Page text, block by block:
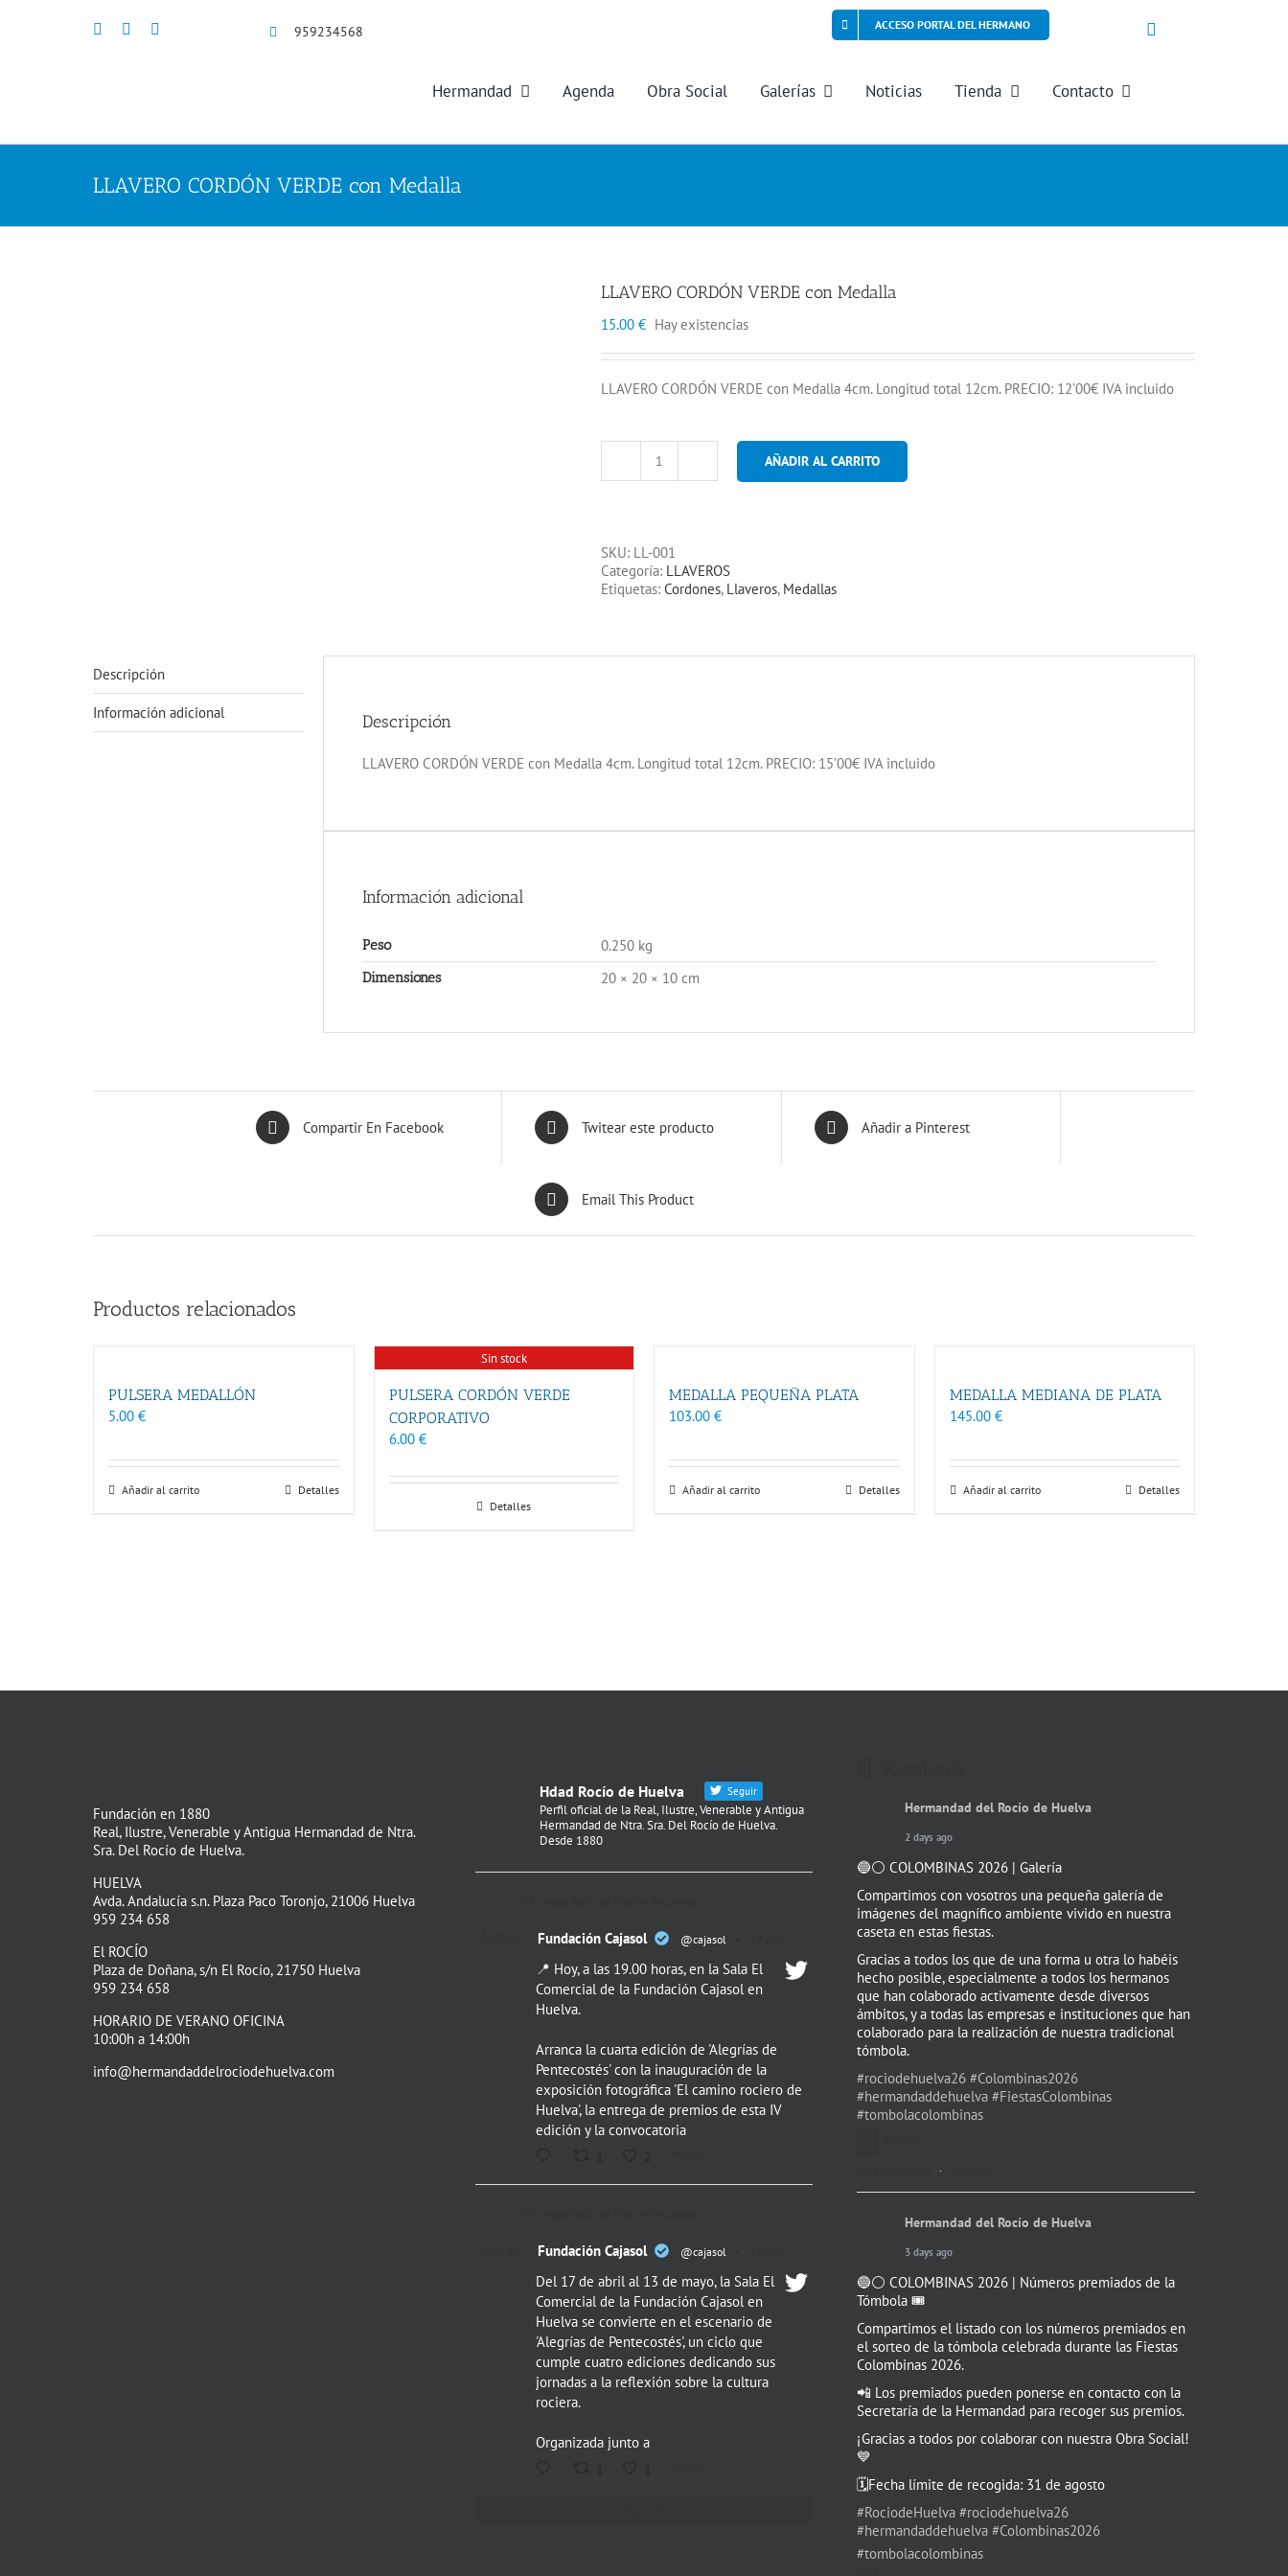
959234568 ACCESO PORTAL DEL HERMANO
Hermandad Agenda Obra Social Galerías Noticias Tienda Contacto
LLAVERO CORDÓN VERDE con Medalla
LLAVERO CORDÓN VERDE con Medalla
15.00 € Hay existencias
LLAVERO CORDÓN VERDE con Medalla 4cm. Longitud total 12cm. PRECIO: 12’00€ IVA incluido
LLAVERO
Medalla
cantidad
AÑADIR AL CARRITO
SKU: LL-001
Categoría: LLAVEROS
Etiquetas: Cordones, Llaveros, Medallas
Descripción
Información adicional Descripción
LLAVERO CORDÓN VERDE con Medalla 4cm. Longitud total 12cm. PRECIO: 15’00€ IVA incluido
Información adicional
Peso 0.250 kg
Dimensiones 20 × 20 × 10 cm
Compartir En Facebook Twitear este producto Añadir a Pinterest
Email This Product
Productos relacionados
PULSERA MEDALLÓN
5.00 €
Añadir al carrito Detalles
Sin stock
PULSERA CORDÓN VERDE
CORPORATIVO
6.00 €
Detalles
MEDALLA PEQUEÑA PLATA
103.00 €
Añadir al carrito Detalles
MEDALLA MEDIANA DE PLATA
145.00 €
Añadir al carrito Detalles
Fundación en 1880
Real, Ilustre, Venerable y Antigua Hermandad de Ntra.
Sra. Del Rocío de Huelva.
HUELVA
Avda. Andalucía s.n. Plaza Paco Toronjo, 21006 Huelva
959 234 658
El ROCÍO
Plaza de Doñana, s/n El Rocío, 21750 Huelva
959 234 658
HORARIO DE VERANO OFICINA
10:00h a 14:00h
info@hermandaddelrociodehuelva.com
Hdad Rocío de Huelva Seguir
Perfil oficial de la Real, Ilustre, Venerable y Antigua
Hermandad de Ntra. Sra. Del Rocío de Huelva.
Desde 1880
Fundación Cajasol @cajasol ·
📍 Hoy, a las 19.00 horas, en la Sala El
Comercial de la Fundación Cajasol en
Huelva.
Arranca la cuarta edición de 'Alegrías de
Pentecostés' con la inauguración de la
exposición fotográfica 'El camino rociero de
Huelva', la entrega de premios de esta IV
edición y la convocatoria
Fundación Cajasol @cajasol ·
Del 17 de abril al 13 de mayo, la Sala El
Comercial de la Fundación Cajasol en
Huelva se convierte en el escenario de
'Alegrías de Pentecostés', un ciclo que
cumple cuatro ediciones dedicando sus
jornadas a la reflexión sobre la cultura
rociera.
Organizada junto a
Hermandad del Rocío de Huelva
2 days ago
🔵⚪️ COLOMBINAS 2026 | Galería
Compartimos con vosotros una pequeña galería de
imágenes del magnífico ambiente vivido en nuestra
caseta en estas fiestas.
Gracias a todos los que de una forma u otra lo habéis
hecho posible, especialmente a todos los hermanos
que han colaborado activamente desde diversos
ámbitos, y a todas las empresas e instituciones que han
colaborado para la realización de nuestra tradicional
tómbola.
#rociodehuelva26 #Colombinas2026
#hermandaddehuelva #FiestasColombinas
#tombolacolombinas
·
Hermandad del Rocío de Huelva
3 days ago
🔵⚪️ COLOMBINAS 2026 | Números premiados de la
Tómbola 🎟️
Compartimos el listado con los números premiados en
el sorteo de la tómbola celebrada durante las Fiestas
Colombinas 2026.
📲 Los premiados pueden ponerse en contacto con la
Secretaría de la Hermandad para recoger sus premios.
¡Gracias a todos por colaborar con nuestra Obra Social!
💙
🗓️Fecha límite de recogida: 31 de agosto
#RociodeHuelva #rociodehuelva26
#hermandaddehuelva #Colombinas2026
#tombolacolombinas